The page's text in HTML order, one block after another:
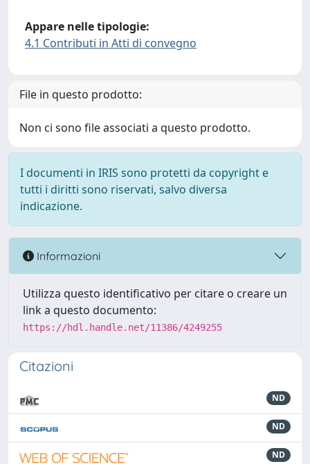
Appare nelle tipologie:
4.1 Contributi in Atti di convegno
File in questo prodotto:
Non ci sono file associati a questo prodotto.
I documenti in IRIS sono protetti da copyright e
tutti i diritti sono riservati, salvo diversa
indicazione.
Informazioni
Utilizza questo identificativo per citare o creare un
link a questo documento:
https://hdl.handle.net/11386/4249255
Citazioni
ND
ND
ND